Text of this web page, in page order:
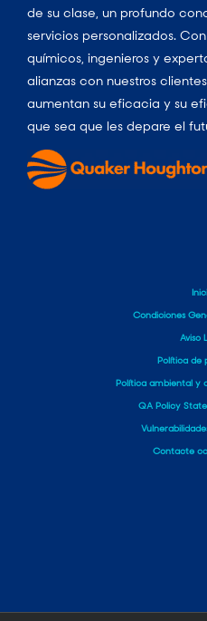
de su clase, un profundo
servicios personalizados.
químicos, ingenieros y
alianzas con nuestros
aumentan su eficacia y su
que sea que les depare el
Condiciones
Aviso
Política de
Política ambiental y
QA Policy
Contacte